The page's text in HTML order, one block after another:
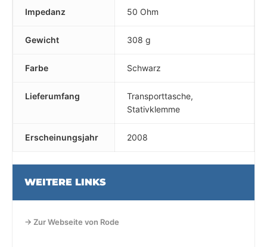
Impedanz 50 Ohm
Gewicht 308 g
Farbe Schwarz
Lieferumfang
Transporttasche,
Stativklemme
Erscheinungsjahr 2008
WEITERE LINKS
→ Zur Webseite von Rode